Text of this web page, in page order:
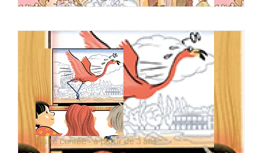
Visite contée - à partir de 3 ans